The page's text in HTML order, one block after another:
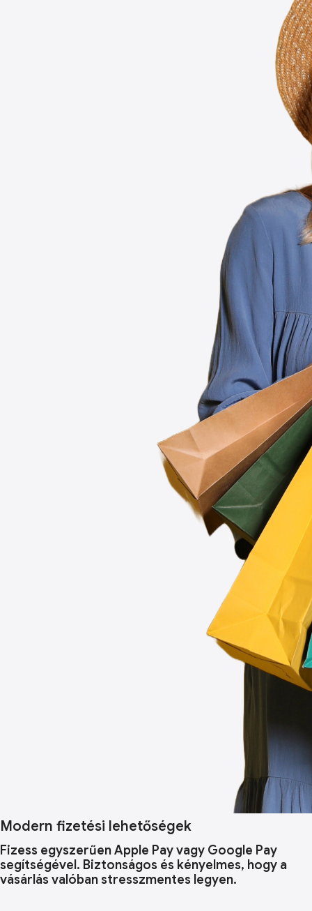
Modern fizetési lehetőségek
Fizess egyszerűen Apple Pay vagy Google Pay
segítségével. Biztonságos és kényelmes, hogy a
vásárlás valóban stresszmentes legyen.